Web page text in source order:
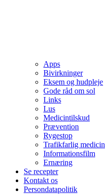
Apps
Bivirkninger
Eksem og hudpleje
Gode råd om sol
Links
Lus
Medicintilskud
Prævention
Rygestop
Trafikfarlig medicin
Informationsfilm
Ernæring
Se recepter
Kontakt os
Persondatapolitik